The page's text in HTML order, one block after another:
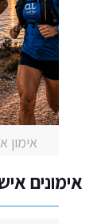
אימון
אימונים